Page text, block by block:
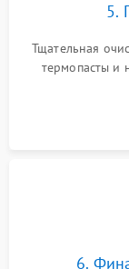
5.
Тщательная
термопасты и
6.